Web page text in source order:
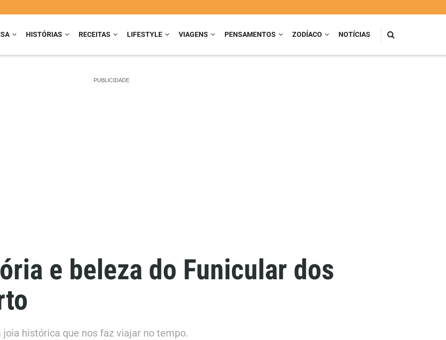
HISTÓRIAS RECEITAS LIFESTYLE VIAGENS PENSAMENTOS ZODÍACO NOTÍCIAS
PUBLICIDADE
e beleza do Funicular dos
histórica que nos faz viajar no tempo.